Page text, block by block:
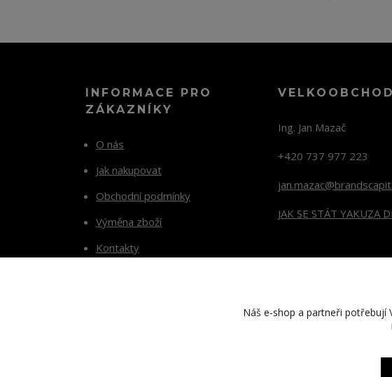
INFORMACE PRO
ZÁKAZNÍKY
O nás
Jak nakupovat
Obchodní podmínky
Výměna zboží
Kontakty
VELKOOBCHOD
Ing. Jan Mazač
+420 737 977 223
JAK SE STÁT YAKUZA
Náš e-shop a partneři potřebují